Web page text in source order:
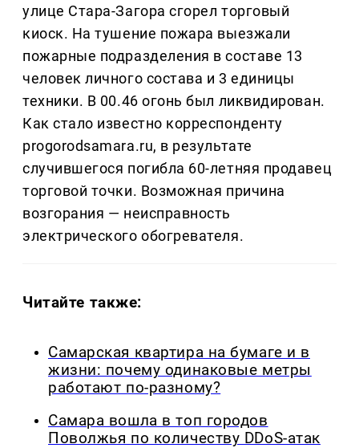
улице Стара-Загора сгорел торговый
киоск. На тушение пожара выезжали
пожарные подразделения в составе 13
человек личного состава и 3 единицы
техники. В 00.46 огонь был ликвидирован.
Как стало известно корреспонденту
progorodsamara.ru, в результате
случившегося погибла 60-летняя продавец
торговой точки. Возможная причина
возгорания — неисправность
электрического обогревателя.
Читайте также:
Самарская квартира на бумаге и в
жизни: почему одинаковые метры
работают по-разному?
Самара вошла в топ городов
Поволжья по количеству DDoS-атак